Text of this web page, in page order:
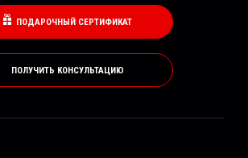
ПОДАРОЧНЫЙ СЕРТИФИКАТ
ПОЛУЧИТЬ КОНСУЛЬТАЦИЮ